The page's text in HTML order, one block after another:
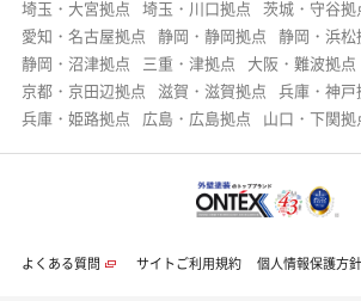
埼玉・大宮拠点 埼玉・川口拠点 茨城・守谷拠
愛知・名古屋拠点 静岡・静岡拠点 静岡・浜松
静岡・沼津拠点
三重・津拠点 大阪・難波拠点
京都・京田辺拠点 滋賀・滋賀拠点 兵庫・神戸
兵庫・姫路拠点
広島・広島拠点 山口・下関拠
よくある質問 サイトご利用規約 個人情報保護方針